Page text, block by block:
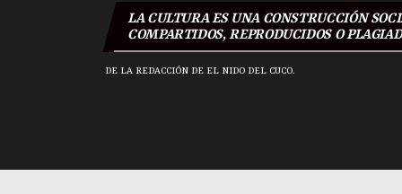
LA CULTURA ES UNA CONSTRUCCIÓN
COMPARTIDOS, REPRODUCIDOS O
DE LA REDACCIÓN DE EL NIDO DEL CUCO.